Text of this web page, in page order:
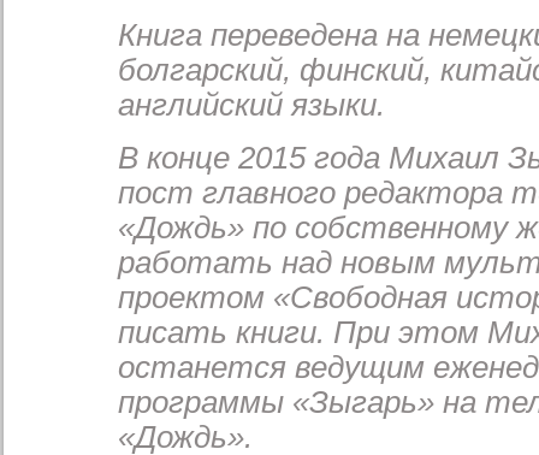
Книга переведена на
болгарский, финский,
английский языки.
В конце 2015 года Михаил
пост главного редактора
«Дождь» по собственному
работать над новым
проектом «Свободная
писать книги. При этом
останется ведущим
программы «Зыгарь» на
«Дождь».